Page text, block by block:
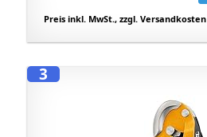
Preis inkl. MwSt., zzgl. Versandkosten
3